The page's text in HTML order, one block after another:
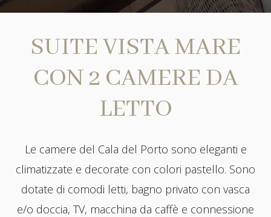
SUITE VISTA MARE
CON 2 CAMERE DA
LETTO
Le camere del Cala del Porto sono eleganti e
climatizzate e decorate con colori pastello. Sono
dotate di comodi letti, bagno privato con vasca
e/o doccia, TV, macchina da caffè e connessione